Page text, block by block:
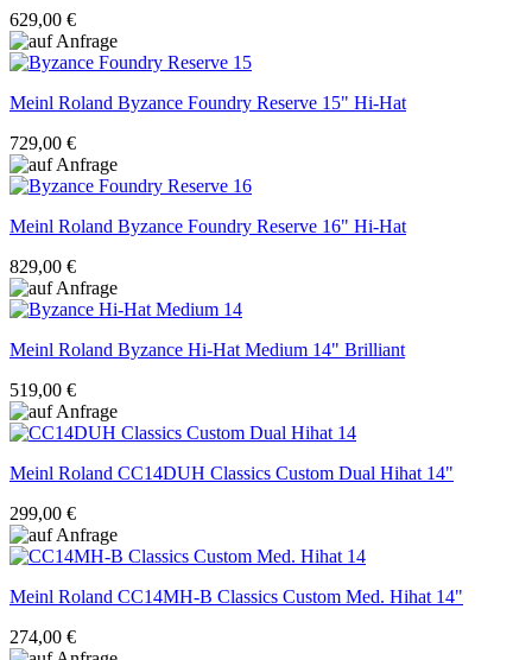
629,00 €
Meinl Roland Byzance Foundry Reserve 15" Hi-Hat
729,00 €
Meinl Roland Byzance Foundry Reserve 16" Hi-Hat
829,00 €
Meinl Roland Byzance Hi-Hat Medium 14" Brilliant
519,00 €
Meinl Roland CC14DUH Classics Custom Dual Hihat 14"
299,00 €
Meinl Roland CC14MH-B Classics Custom Med. Hihat 14"
274,00 €